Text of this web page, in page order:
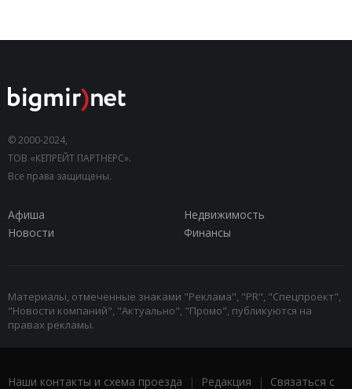
© 2000-2024,
ТОВ «КЕПРЕЙТ ПАРТНЕРС».
Все права защищены.
Афиша
Недвижимость
Новости
Финансы
Материалы, отмеченные знаками "Реклама", "PR", "Спецпроект",
"Новости компаний", "Актуально", "Промо", публикуются на
правах рекламы.
Наши контакты и схема проезда | Редакция | Связаться с